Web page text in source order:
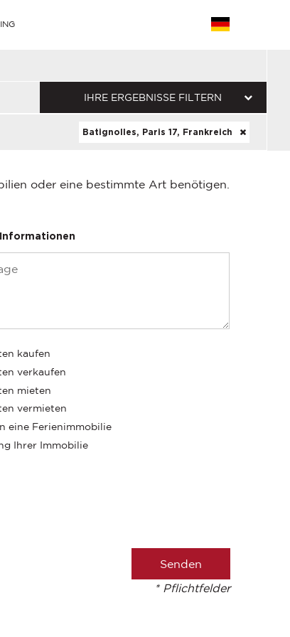
IHRE ERGEBNISSE FILTERN
Batignolles, Paris 17, Frankreich
oder eine bestimmte Art benötigen.
kaufen
verkaufen
mieten
vermieten
eine Ferienimmobilie
Ihrer Immobilie
* Pflichtfelder